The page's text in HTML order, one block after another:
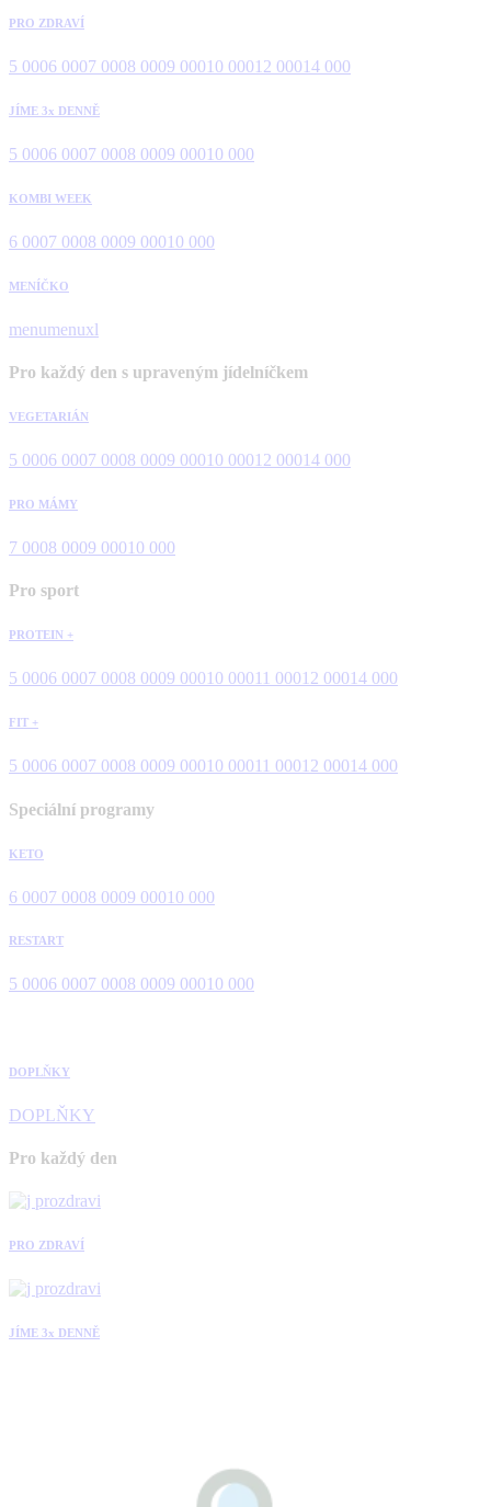
PRO ZDRAVÍ
5 0006 0007 0008 0009 00010 00012 00014 000
JÍME 3x DENNĚ
5 0006 0007 0008 0009 00010 000
KOMBI WEEK
6 0007 0008 0009 00010 000
MENÍČKO
menumenuxl
Pro každý den s upraveným jídelníčkem
VEGETARIÁN
5 0006 0007 0008 0009 00010 00012 00014 000
PRO MÁMY
7 0008 0009 00010 000
Pro sport
PROTEIN +
5 0006 0007 0008 0009 00010 00011 00012 00014 000
FIT +
5 0006 0007 0008 0009 00010 00011 00012 00014 000
Speciální programy
KETO
6 0007 0008 0009 00010 000
RESTART
5 0006 0007 0008 0009 00010 000
DOPLŇKY
DOPLŇKY
Pro každý den
PRO ZDRAVÍ
JÍME 3x DENNĚ